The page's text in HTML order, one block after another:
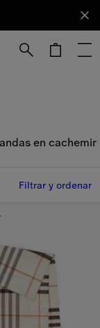
en cachemir
Filtrar y ordenar